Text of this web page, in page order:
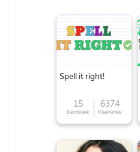
Spell it right!
15
Kérdések
6374
Kísérletek